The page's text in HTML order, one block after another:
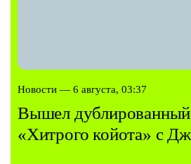
Новости — 6 августа, 03:37
Вышел дублированный
«Хитрого койота» с